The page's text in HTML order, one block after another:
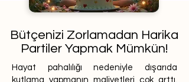
Bütçenizi Zorlamadan Harika
Partiler Yapmak Mümkün!
Hayat pahalılığı nedeniyle dışarıda
kutlama yapmanın maliyetleri çok arttı.